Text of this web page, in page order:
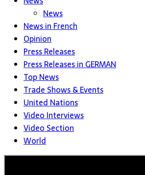
News
News in French
Opinion
Press Releases
Press Releases in GERMAN
Top News
Trade Shows & Events
United Nations
Video Interviews
Video Section
World